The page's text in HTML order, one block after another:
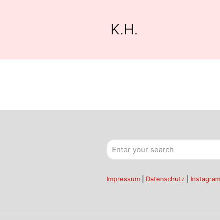
K.H.
Impressum Datenschutz Instagram